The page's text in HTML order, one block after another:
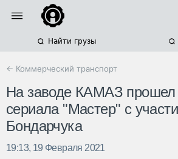
Найти грузы
← Коммерческий транспорт
На заводе КАМАЗ прошел
сериала "Мастер" с
Бондарчука
19:13, 19 Февраля 2021